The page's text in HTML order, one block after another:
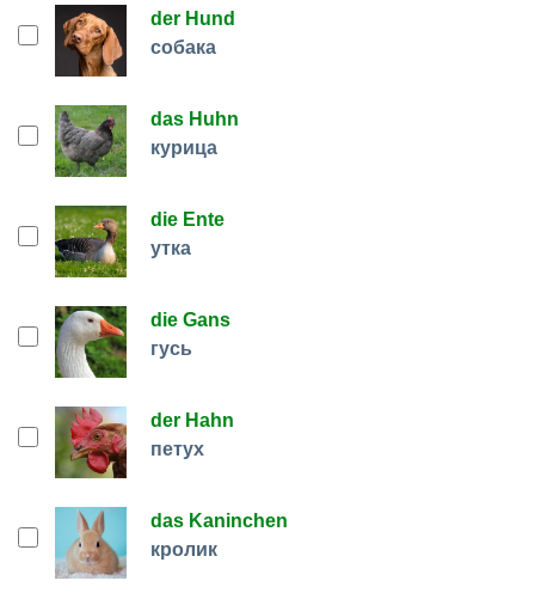
der Hund
собака
das Huhn
курица
die Ente
утка
die Gans
гусь
der Hahn
петух
das Kaninchen
кролик